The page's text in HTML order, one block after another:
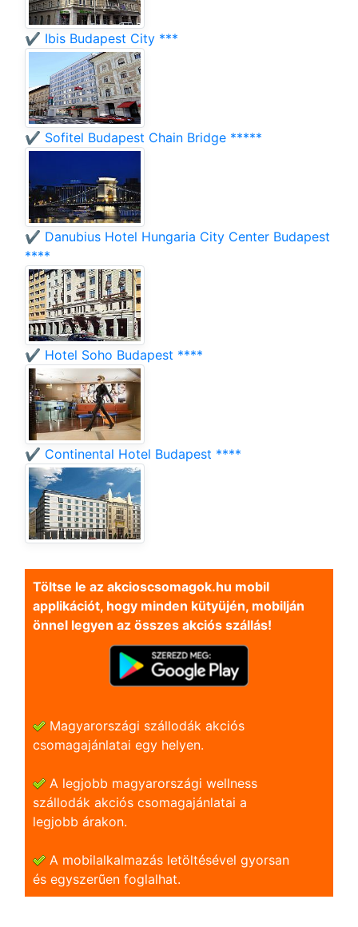
✔️ Ibis Budapest City ***
✔️ Sofitel Budapest Chain Bridge *****
✔️ Danubius Hotel Hungaria City Center Budapest
****
✔️ Hotel Soho Budapest ****
✔️ Continental Hotel Budapest ****
Töltse le az akcioscsomagok.hu mobil
applikációt, hogy minden kütyüjén, mobilján
önnel legyen az összes akciós szállás!
Magyarországi szállodák akciós
csomagajánlatai egy helyen.
A legjobb magyarországi wellness
szállodák akciós csomagajánlatai a
legjobb árakon.
A mobilalkalmazás letöltésével gyorsan
és egyszerũen foglalhat.